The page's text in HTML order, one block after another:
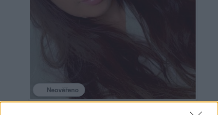
Neověřeno